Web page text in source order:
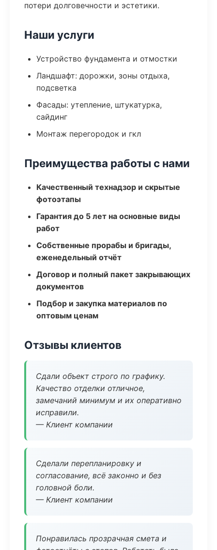
потери долговечности и эстетики.
Наши услуги
Устройство фундамента и отмостки
Ландшафт: дорожки, зоны отдыха,
подсветка
Фасады: утепление, штукатурка,
сайдинг
Монтаж перегородок и гкл
Преимущества работы с нами
Качественный технадзор и скрытые
фотоэтапы
Гарантия до 5 лет на основные виды
работ
Собственные прорабы и бригады,
еженедельный отчёт
Договор и полный пакет закрывающих
документов
Подбор и закупка материалов по
оптовым ценам
Отзывы клиентов
Сдали объект строго по графику.
Качество отделки отличное,
замечаний минимум и их оперативно
исправили.
— Клиент компании
Сделали перепланировку и
согласование, всё законно и без
головной боли.
— Клиент компании
Понравилась прозрачная смета и